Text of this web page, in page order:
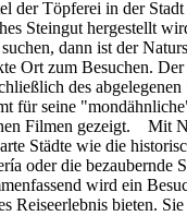
der Töpferei in der
Steingut hergestellt
dann ist der
Ort zum Besuchen.
des abgelegenen
für seine
Filmen gezeigt. Mit
Städte wie die
oder die bezaubernde
wird ein
Reiseerlebnis bieten.